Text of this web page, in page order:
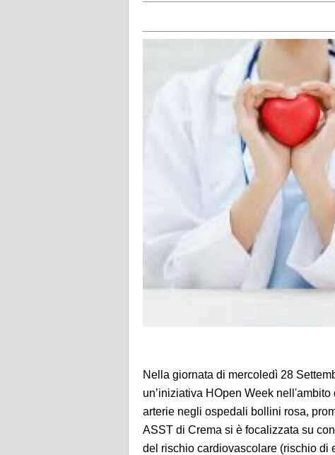
Nella giornata di mercoledì 28
un’iniziativa HOpen Week
arterie negli ospedali bollini rosa,
ASST di Crema si è focalizzata su
del rischio cardiovascolare (rischio di